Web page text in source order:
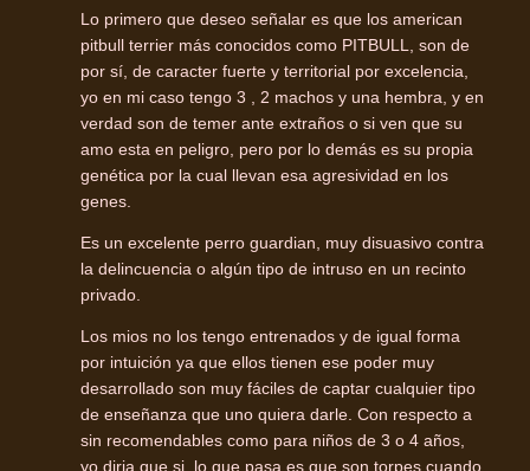
Lo primero que deseo señalar es que los american
pitbull terrier más conocidos como PITBULL, son de
por sí, de caracter fuerte y territorial por excelencia,
yo en mi caso tengo 3 , 2 machos y una hembra, y en
verdad son de temer ante extraños o si ven que su
amo esta en peligro, pero por lo demás es su propia
genética por la cual llevan esa agresividad en los
genes.
Es un excelente perro guardian, muy disuasivo contra
la delincuencia o algún tipo de intruso en un recinto
privado.
Los mios no los tengo entrenados y de igual forma
por intuición ya que ellos tienen ese poder muy
desarrollado son muy fáciles de captar cualquier tipo
de enseñanza que uno quiera darle. Con respecto a
sin recomendables como para niños de 3 o 4 años,
yo diria que si, lo que pasa es que son torpes cuando